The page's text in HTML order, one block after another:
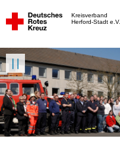
Kreisverband
Herford-Stadt e.V.
Weiter